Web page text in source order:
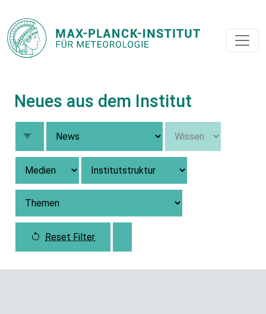
Neues aus dem Institut
Reset Filter